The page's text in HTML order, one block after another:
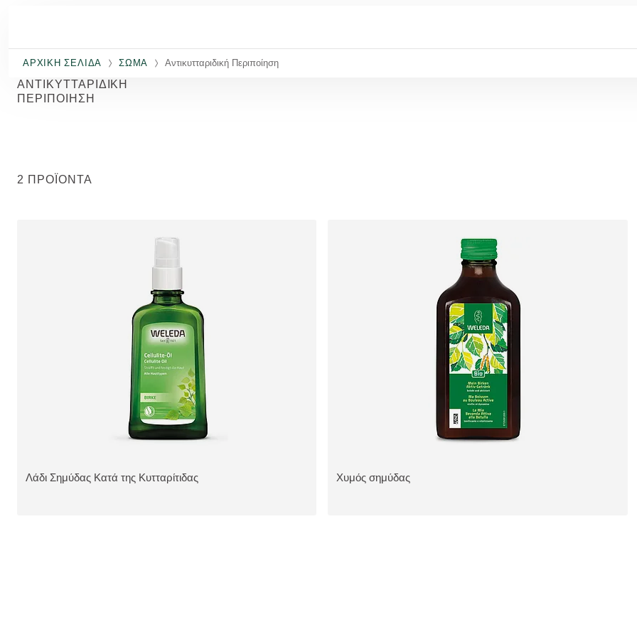
ΑΡΧΙΚΉ ΣΕΛΊΔΑ ΣΏΜΑ Αντικυτταριδική Περιποίηση
ΑΝΤΙΚΥΤΤΑΡΙΔΙΚΉ
ΠΕΡΙΠΟΊΗΣΗ
2 ΠΡΟΪΌΝΤΑ
ΔΕΊΤΕ ΤΟ ΠΡΟΪΌΝ:
Λάδι Σημύδας Κατά της Κυτταρίτιδας ΔΕΊΤΕ ΤΟ ΠΡΟΪΌΝ:
Χυμός σημύδας